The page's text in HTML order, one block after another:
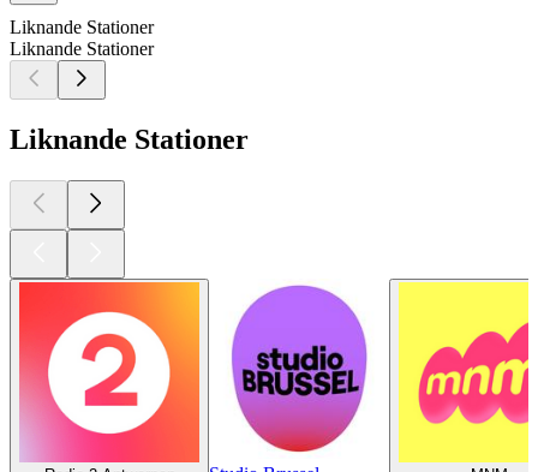
Liknande Stationer
Liknande Stationer
Liknande Stationer